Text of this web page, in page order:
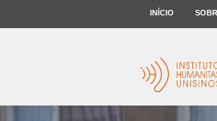
INÍCIO